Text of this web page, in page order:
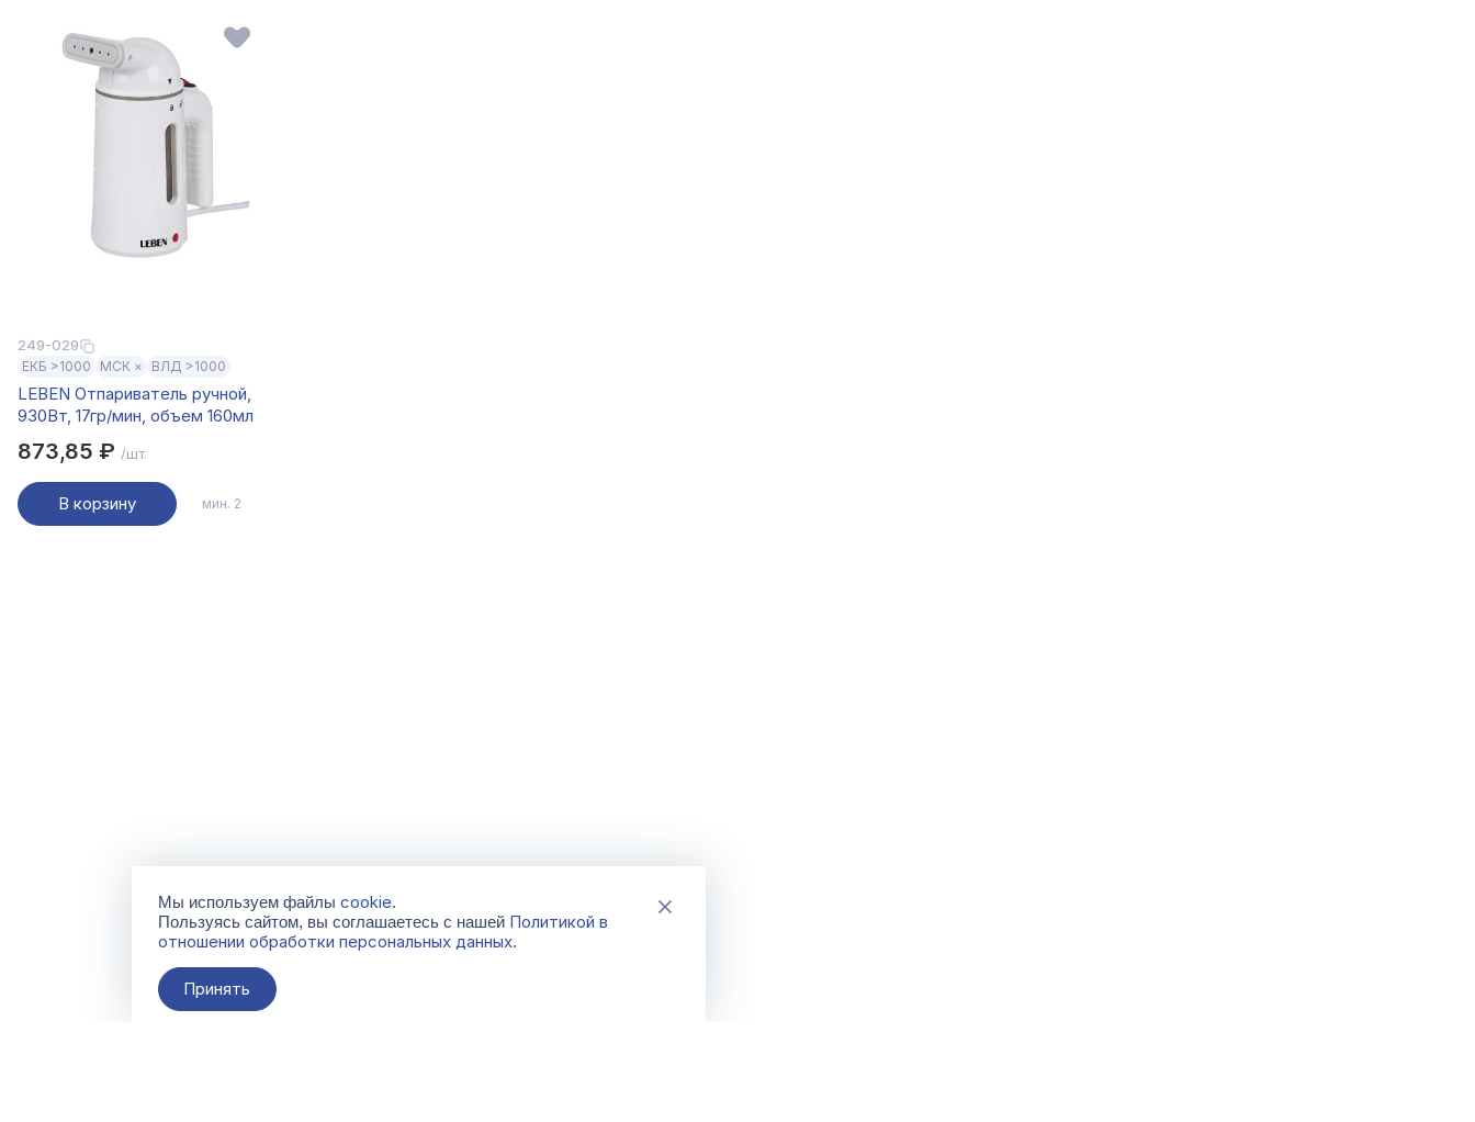
249-029
ЕКБ >1000 МСК × ВЛД >1000
LEBEN Отпариватель ручной,
930Вт, 17гр/мин, объем 160мл
873,85 ₽ /шт.
В корзину мин. 2
Мы используем файлы cookie.
Пользуясь сайтом, вы соглашаетесь с нашей Политикой в
отношении обработки персональных данных.
Принять